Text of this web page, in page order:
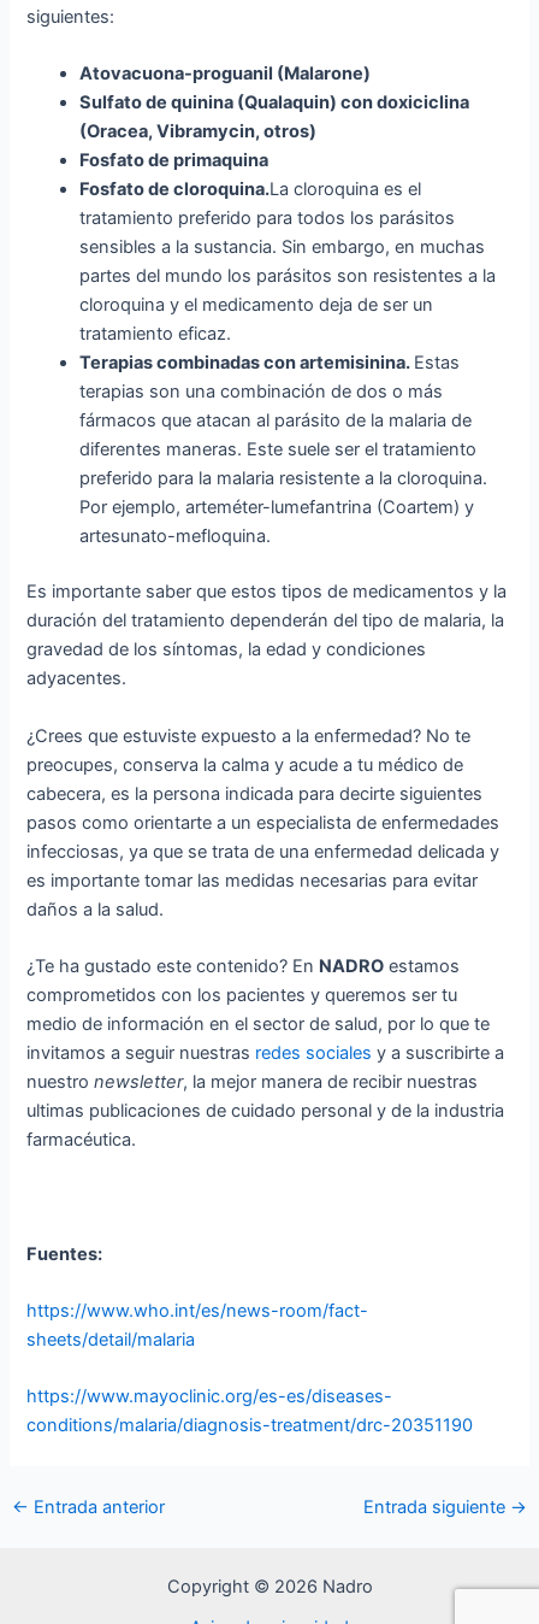
siguientes:
Atovacuona-proguanil (Malarone)
Sulfato de quinina (Qualaquin) con doxiciclina
(Oracea, Vibramycin, otros)
Fosfato de primaquina
Fosfato de cloroquina.La cloroquina es el
tratamiento preferido para todos los parásitos
sensibles a la sustancia. Sin embargo, en muchas
partes del mundo los parásitos son resistentes a la
cloroquina y el medicamento deja de ser un
tratamiento eficaz.
Terapias combinadas con artemisinina. Estas
terapias son una combinación de dos o más
fármacos que atacan al parásito de la malaria de
diferentes maneras. Este suele ser el tratamiento
preferido para la malaria resistente a la cloroquina.
Por ejemplo, arteméter-lumefantrina (Coartem) y
artesunato-mefloquina.
Es importante saber que estos tipos de medicamentos y la
duración del tratamiento dependerán del tipo de malaria, la
gravedad de los síntomas, la edad y condiciones
adyacentes.
¿Crees que estuviste expuesto a la enfermedad? No te
preocupes, conserva la calma y acude a tu médico de
cabecera, es la persona indicada para decirte siguientes
pasos como orientarte a un especialista de enfermedades
infecciosas, ya que se trata de una enfermedad delicada y
es importante tomar las medidas necesarias para evitar
daños a la salud.
¿Te ha gustado este contenido? En NADRO estamos
comprometidos con los pacientes y queremos ser tu
medio de información en el sector de salud, por lo que te
invitamos a seguir nuestras redes sociales y a suscribirte a
nuestro newsletter, la mejor manera de recibir nuestras
ultimas publicaciones de cuidado personal y de la industria
farmacéutica.
Fuentes:
https://www.who.int/es/news-room/fact-
sheets/detail/malaria
https://www.mayoclinic.org/es-es/diseases-
conditions/malaria/diagnosis-treatment/drc-20351190
← Entrada anterior Entrada siguiente →
Copyright © 2026 Nadro